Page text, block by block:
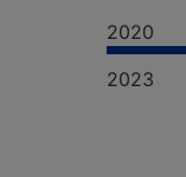
2020
2023